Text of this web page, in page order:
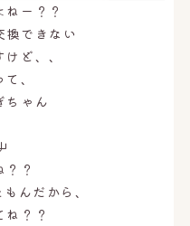
ー？？
換できない
ど、、
、
ちゃん
？
んだから、
？？